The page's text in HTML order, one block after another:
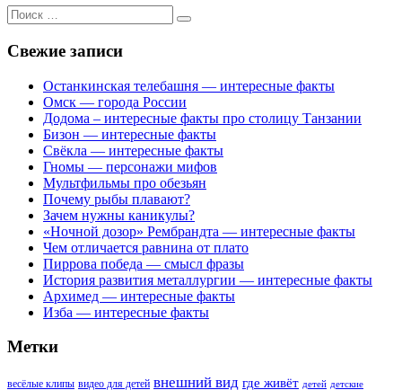
Поиск
для:
Свежие записи
Останкинская телебашня — интересные факты
Омск — города России
Додома – интересные факты про столицу Танзании
Бизон — интересные факты
Свёкла — интересные факты
Гномы — персонажи мифов
Мультфильмы про обезьян
Почему рыбы плавают?
Зачем нужны каникулы?
«Ночной дозор» Рембрандта — интересные факты
Чем отличается равнина от плато
Пиррова победа — смысл фразы
История развития металлургии — интересные факты
Архимед — интересные факты
Изба — интересные факты
Метки
весёлые клипы видео для детей внешний вид где живёт детей детские